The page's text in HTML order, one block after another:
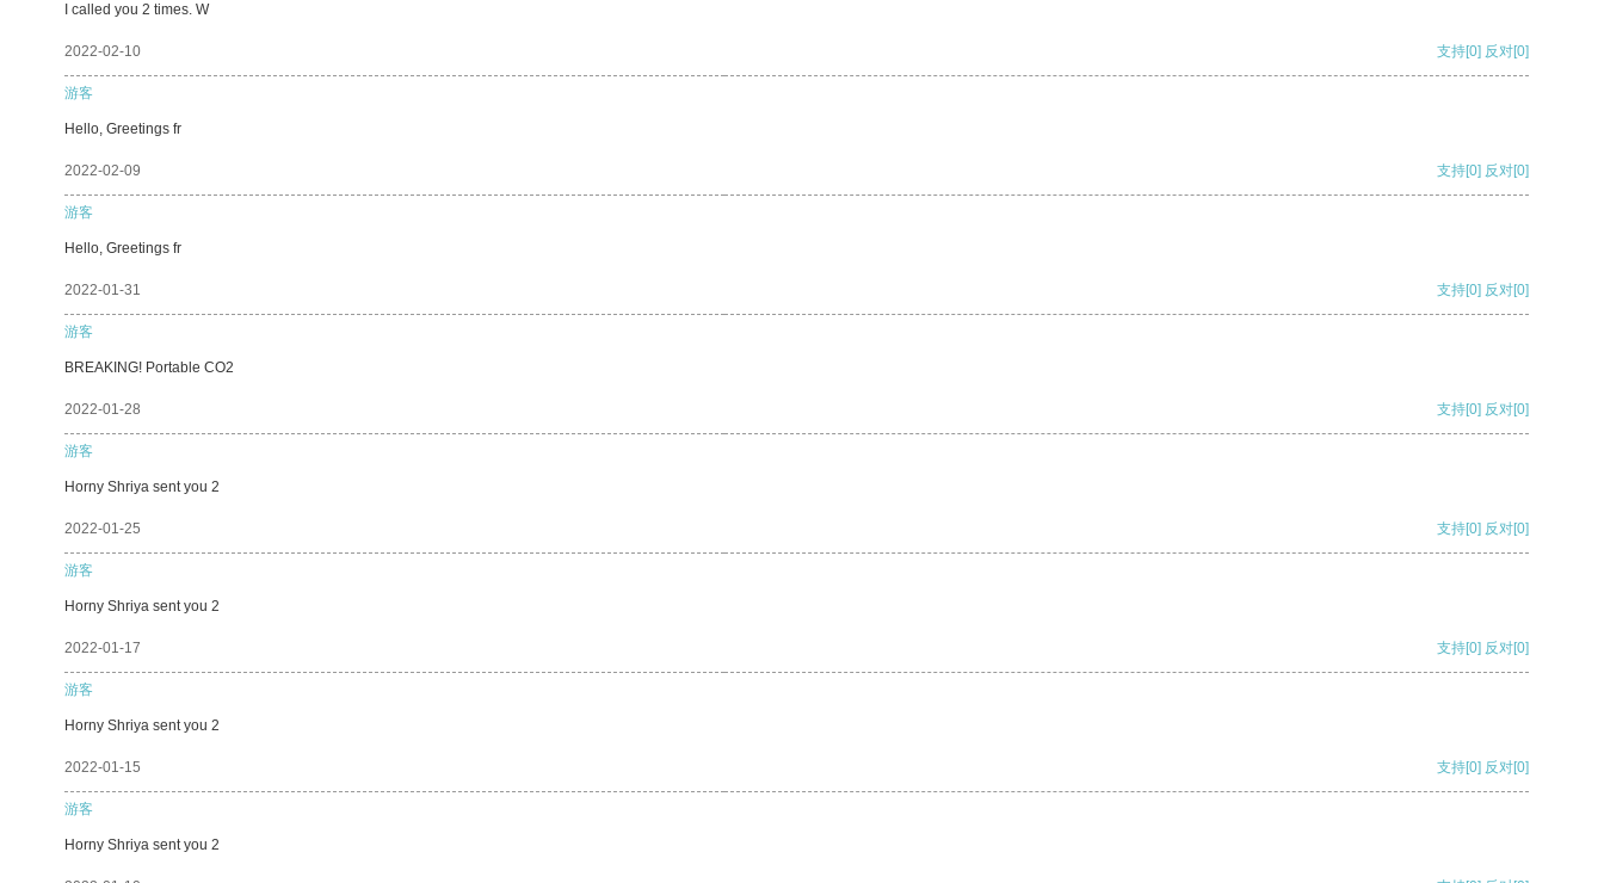
I called you 2 times. W
2022-02-10 支持[0] 反对[0]
游客
Hello, Greetings fr
2022-02-09 支持[0] 反对[0]
游客
Hello, Greetings fr
2022-01-31 支持[0] 反对[0]
游客
BREAKING! Portable CO2
2022-01-28 支持[0] 反对[0]
游客
Horny Shriya sent you 2
2022-01-25 支持[0] 反对[0]
游客
Horny Shriya sent you 2
2022-01-17 支持[0] 反对[0]
游客
Horny Shriya sent you 2
2022-01-15 支持[0] 反对[0]
游客
Horny Shriya sent you 2